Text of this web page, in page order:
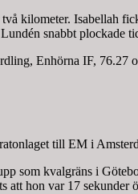
kilometer. Isabellah
snabbt plockade
Enhörna IF, 76.27
till EM i
som kvalgräns i
hon var 17 sekunder